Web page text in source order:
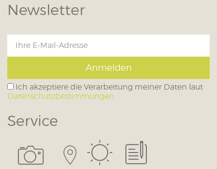
Newsletter
Anmelden
Ich akzeptiere die Verarbeitung meiner Daten laut
Datenschutzbestimmungen
Service